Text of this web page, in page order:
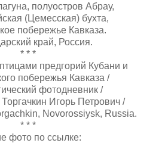
полуостров Абрау,
(Цемесская) бухта,
побережье Кавказа.
край, Россия.
* * *
предгорий Кубани и
побережья Кавказа /
фотодневник /
Игорь Петрович /
Novorossiysk, Russia.
* * *
фото по ссылке: